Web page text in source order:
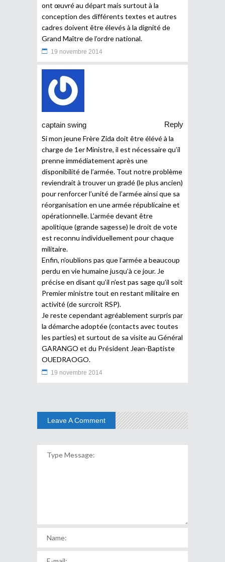
ont œuvré au départ mais surtout à la
conception des différents textes et autres
cadres doivent être élevés à la dignité de
Grand Maître de l’ordre national.
19 novembre 2014
captain swing
Reply
Si mon jeune Frère Zida doit être élévé à la
charge de 1er Ministre, il est nécessaire qu’il
prenne immédiatement après une
disponibilité de l’armée. Tout notre problème
reviendrait à trouver un gradé (le plus ancien)
pour renforcer l’unité de l’armée ainsi que sa
réorganisation en une armée républicaine et
opérationnelle. L’armée devant être
apolitique (grande sagesse) le droit de vote
est reconnu individuellement pour chaque
militaire.
Enfin, n’oublions pas que l’armée a beaucoup
perdu en vie humaine jusqu’à ce jour. Je
précise en disant qu’il n’est pas sage qu’il soit
Premier ministre tout en restant militaire en
activité (de surcroit RSP).
Je reste cependant agréablement surpris par
la démarche adoptée (contacts avec toutes
les parties) et surtout de sa visite au Général
GARANGO et du Président Jean-Baptiste
OUEDRAOGO.
19 novembre 2014
Leave A Comment